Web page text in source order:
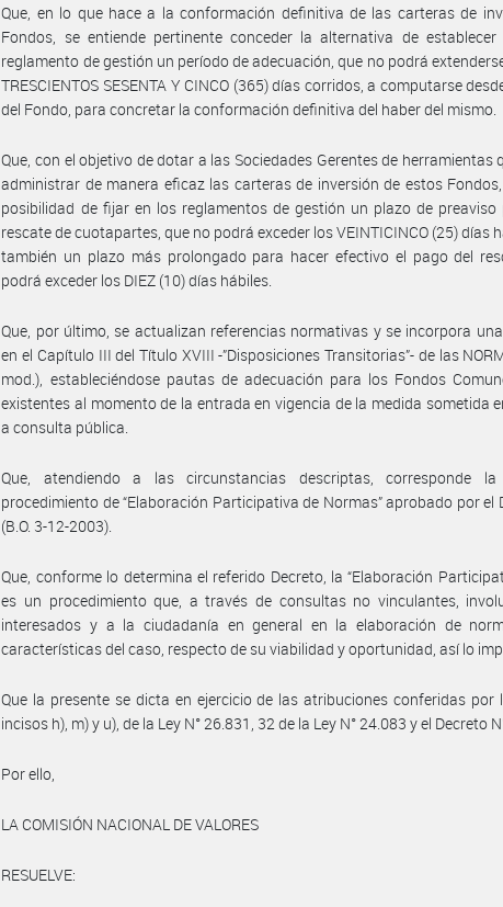
Que, en lo que hace a la conformación definitiva de las carteras de
Fondos, se entiende pertinente conceder la alternativa de
reglamento de gestión un período de adecuación, que no podrá
TRESCIENTOS SESENTA Y CINCO (365) días corridos, a computarse
del Fondo, para concretar la conformación definitiva del haber del mismo.
Que, con el objetivo de dotar a las Sociedades Gerentes de herramientas
administrar de manera eficaz las carteras de inversión de estos
posibilidad de fijar en los reglamentos de gestión un plazo de preaviso
rescate de cuotapartes, que no podrá exceder los VEINTICINCO (25) días
también un plazo más prolongado para hacer efectivo el pago del
podrá exceder los DIEZ (10) días hábiles.
Que, por último, se actualizan referencias normativas y se incorpora
en el Capítulo III del Título XVIII -”Disposiciones Transitorias”- de las
mod.), estableciéndose pautas de adecuación para los Fondos
existentes al momento de la entrada en vigencia de la medida sometida
a consulta pública.
Que, atendiendo a las circunstancias descriptas, corresponde
procedimiento de “Elaboración Participativa de Normas” aprobado por el
(B.O. 3-12-2003).
Que, conforme lo determina el referido Decreto, la “Elaboración
es un procedimiento que, a través de consultas no vinculantes,
interesados y a la ciudadanía en general en la elaboración de
características del caso, respecto de su viabilidad y oportunidad, así lo
Que la presente se dicta en ejercicio de las atribuciones conferidas por
incisos h), m) y u), de la Ley N° 26.831, 32 de la Ley N° 24.083 y el Decreto
Por ello,
LA COMISIÓN NACIONAL DE VALORES
RESUELVE: